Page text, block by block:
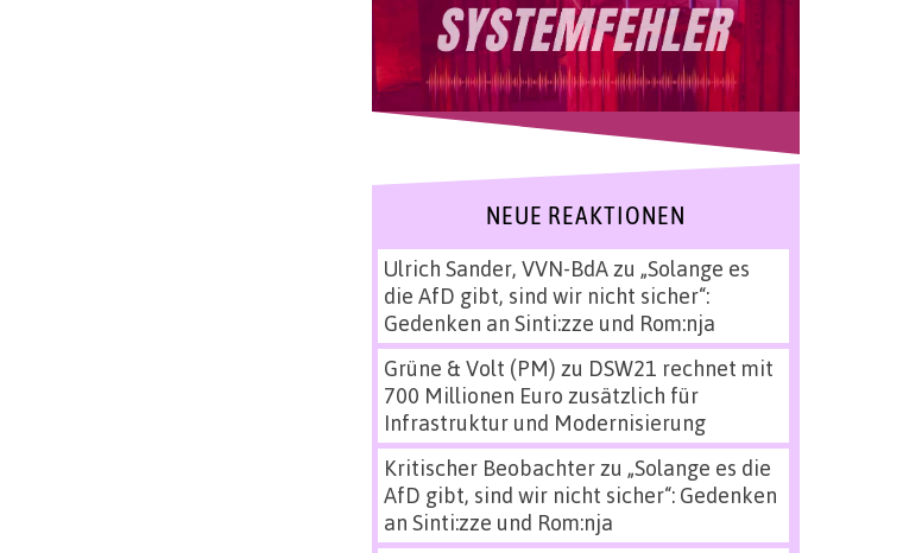
NEUE REAKTIONEN
Ulrich Sander, VVN-BdAzu „Solange es
die AfD gibt, sind wir nicht sicher“:
Gedenken an Sinti:zze und Rom:nja
Grüne & Volt (PM) zu DSW21 rechnet mit
700 Millionen Euro zusätzlich für
Infrastruktur und Modernisierung
Kritischer Beobachterzu „Solange es die
AfD gibt, sind wir nicht sicher“: Gedenken
an Sinti:zze und Rom:nja